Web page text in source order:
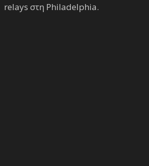
relays στη Philadelphia.